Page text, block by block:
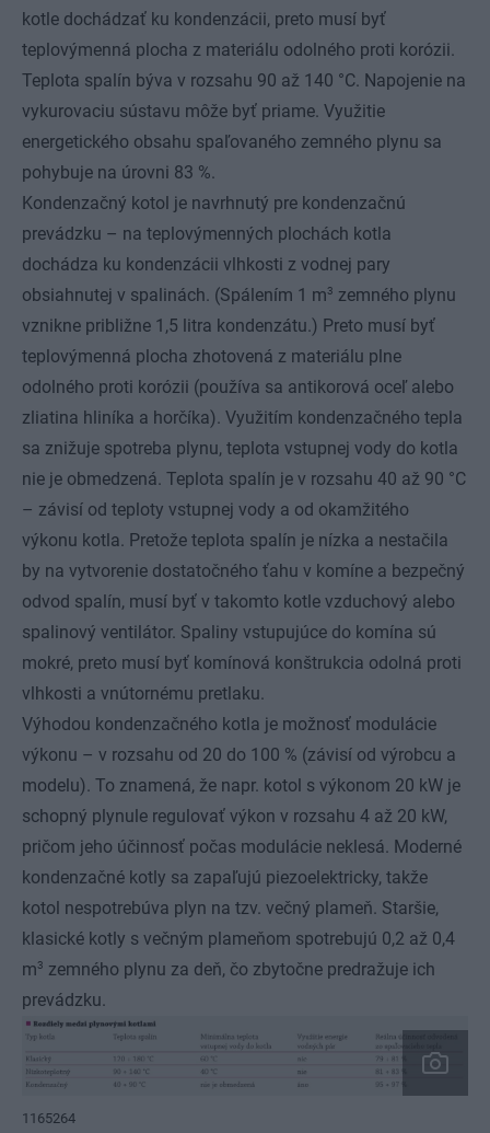
kotle dochádzať ku kondenzácii, preto musí byť
teplovýmenná plocha z materiálu odolného proti korózii.
Teplota spalín býva v rozsahu 90 až 140 °C. Napojenie na
vykurovaciu sústavu môže byť priame. Využitie
energetického obsahu spaľovaného zemného plynu sa
pohybuje na úrovni 83 %.
Kondenzačný kotol je navrhnutý pre kondenzačnú
prevádzku – na teplovýmenných plochách kotla
dochádza ku kondenzácii vlhkosti z vodnej pary
obsiahnutej v spalinách. (Spálením 1 m3 zemného plynu
vznikne približne 1,5 litra kondenzátu.) Preto musí byť
teplovýmenná plocha zhotovená z materiálu plne
odolného proti korózii (používa sa antikorová oceľ alebo
zliatina hliníka a horčíka). Využitím kondenzačného tepla
sa znižuje spotreba plynu, teplota vstupnej vody do kotla
nie je obmedzená. Teplota spalín je v rozsahu 40 až 90 °C
– závisí od teploty vstupnej vody a od okamžitého
výkonu kotla. Pretože teplota spalín je nízka a nestačila
by na vytvorenie dostatočného ťahu v komíne a bezpečný
odvod spalín, musí byť v takomto kotle vzduchový alebo
spalinový ventilátor. Spaliny vstupujúce do komína sú
mokré, preto musí byť komínová konštrukcia odolná proti
vlhkosti a vnútornému pretlaku.
Výhodou kondenzačného kotla je možnosť modulácie
výkonu – v rozsahu od 20 do 100 % (závisí od výrobcu a
modelu). To znamená, že napr. kotol s výkonom 20 kW je
schopný plynule regulovať výkon v rozsahu 4 až 20 kW,
pričom jeho účinnosť počas modulácie neklesá. Moderné
kondenzačné kotly sa zapaľujú piezoelektricky, takže
kotol nespotrebúva plyn na tzv. večný plameň. Staršie,
klasické kotly s večným plameňom spotrebujú 0,2 až 0,4
m3 zemného plynu za deň, čo zbytočne predražuje ich
prevádzku.
1165264